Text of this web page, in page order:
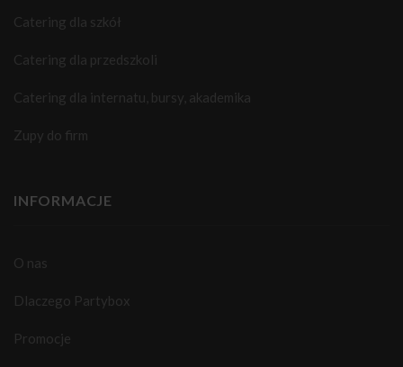
Catering dla szkół
Catering dla przedszkoli
Catering dla internatu, bursy, akademika
Zupy do firm
INFORMACJE
O nas
Dlaczego Partybox
Promocje